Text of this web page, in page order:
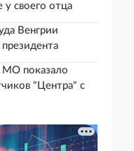
своего отца
Венгрии
президента
МО показало
"Центра" с